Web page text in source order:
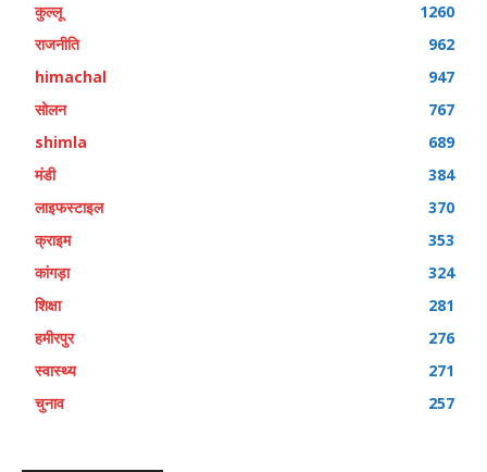
कुल्लू
1260
राजनीति
962
himachal
947
सोलन
767
shimla
689
मंडी
384
लाइफस्टाइल
370
क्राइम
353
कांगड़ा
324
शिक्षा
281
हमीरपुर
276
स्वास्थ्य
271
चुनाव
257